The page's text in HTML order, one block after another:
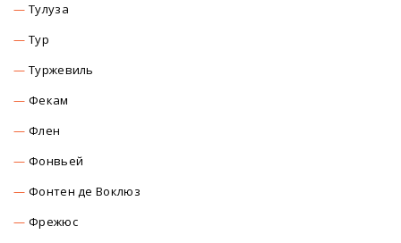
Тулуза
Тур
Туржевиль
Фекам
Флен
Фонвьей
Фонтен де Воклюз
Фрежюс